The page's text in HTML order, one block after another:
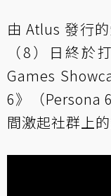
由 Atlus 發行
（8）日終於
Games
6》（Persona
間激起社群上